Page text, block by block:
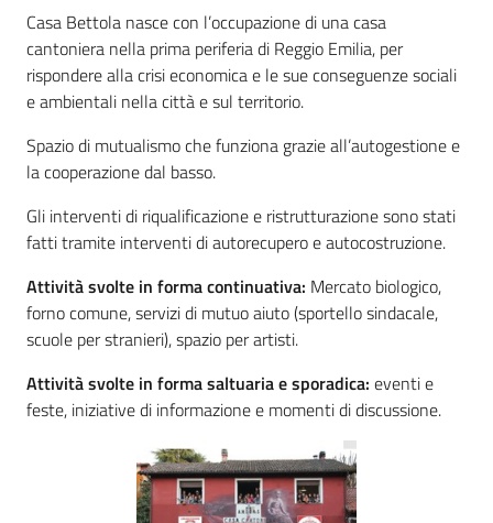
su
Territorio
Argomenti
Servizi
Leggi Atti Bandi
Descrizione
Casa Bettola nasce con l’occupazione di una casa
cantoniera nella prima periferia di Reggio Emilia, per
rispondere alla crisi economica e le sue conseguenze sociali
e ambientali nella città e sul territorio.
Spazio di mutualismo che funziona grazie all’autogestione e
la cooperazione dal basso.
Gli interventi di riqualificazione e ristrutturazione sono stati
fatti tramite interventi di autorecupero e autocostruzione.
Attività svolte in forma continuativa: Mercato biologico,
forno comune, servizi di mutuo aiuto (sportello sindacale,
scuole per stranieri), spazio per artisti.
Attività svolte in forma saltuaria e sporadica: eventi e
feste, iniziative di informazione e momenti di discussione.